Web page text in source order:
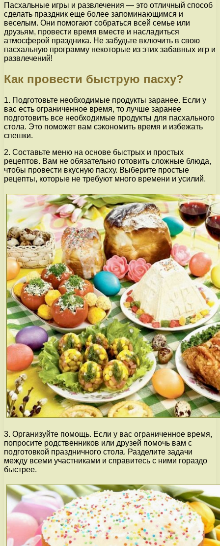
Пасхальные игры и развлечения — это отличный способ
сделать праздник еще более запоминающимся и
веселым. Они помогают собраться всей семье или
друзьям, провести время вместе и насладиться
атмосферой праздника. Не забудьте включить в свою
пасхальную программу некоторые из этих забавных игр и
развлечений!
Как провести быструю пасху?
1. Подготовьте необходимые продукты заранее. Если у
вас есть ограниченное время, то лучше заранее
подготовить все необходимые продукты для пасхального
стола. Это поможет вам сэкономить время и избежать
спешки.
2. Составьте меню на основе быстрых и простых
рецептов. Вам не обязательно готовить сложные блюда,
чтобы провести вкусную пасху. Выберите простые
рецепты, которые не требуют много времени и усилий.
3. Организуйте помощь. Если у вас ограниченное время,
попросите родственников или друзей помочь вам с
подготовкой праздничного стола. Разделите задачи
между всеми участниками и справитесь с ними гораздо
быстрее.